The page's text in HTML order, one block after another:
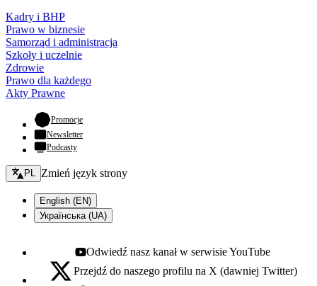
Kadry i BHP
Prawo w biznesie
Samorząd i administracja
Szkoły i uczelnie
Zdrowie
Prawo dla każdego
Akty Prawne
Promocje- otwiera się w nowej karcie
Newsletter
Podcasty
Zmień język - bieżący:
PL Zmień język strony
English (EN)
Українська (UA)
Youtube - otwiera się w nowej karcie
Odwiedź nasz kanał w serwisie YouTube
X - otwiera się w nowej karcie
Przejdź do naszego profilu na X (dawniej Twitter)